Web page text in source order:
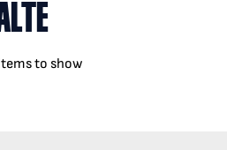
to show